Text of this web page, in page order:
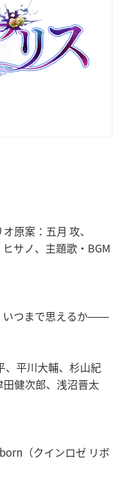
原案：五月 攻、
サノ、主題歌・BGM
いつまで思えるか――
、平川大輔、杉山紀
健次郎、浅沼晋太
（クインロゼ リボ